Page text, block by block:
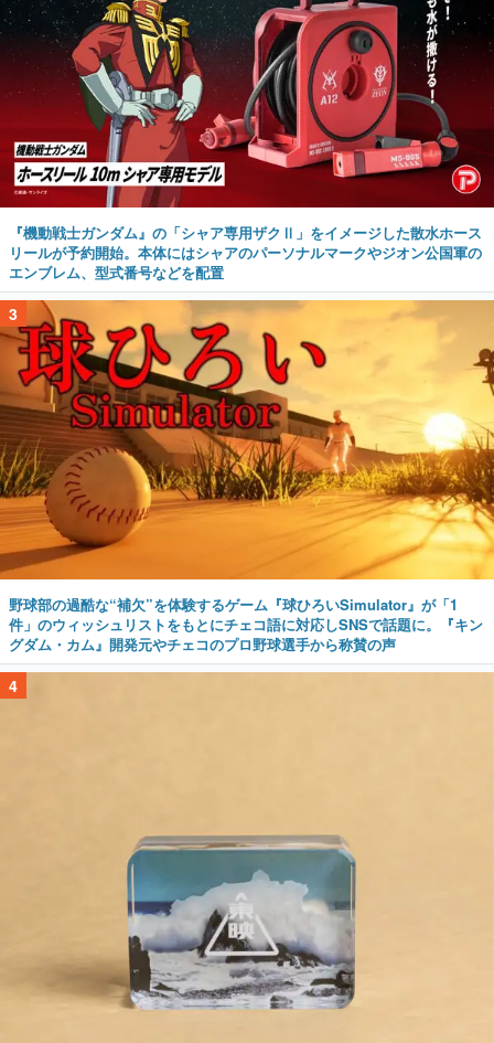
『機動戦士ガンダム』の「シャア専用ザクⅡ」をイメージした散水ホース
リールが予約開始。本体にはシャアのパーソナルマークやジオン公国軍の
エンブレム、型式番号などを配置
3
野球部の過酷な“補欠”を体験するゲーム『球ひろいSimulator』が「1
件」のウィッシュリストをもとにチェコ語に対応しSNSで話題に。『キン
グダム・カム』開発元やチェコのプロ野球選手から称賛の声
4